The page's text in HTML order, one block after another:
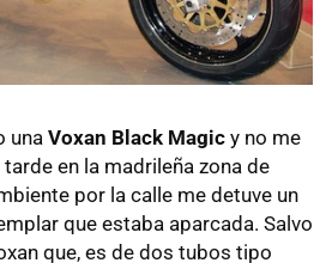
una Voxan Black Magic y no me
en la madrileña zona de
por la calle me detuve un
que estaba aparcada. Salvo
que, es de dos tubos tipo